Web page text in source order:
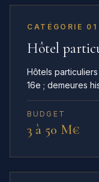
CATÉGORIE 01
Hôtel
Hôtels
16e ; demeures
BUDGET
3 à 50 M€